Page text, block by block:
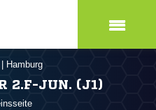
Hamburg
2.F-JUN. (J1)